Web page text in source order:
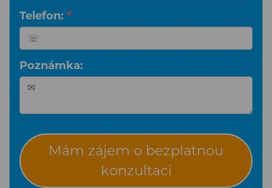
Telefon: *
Poznámka:
Mám zájem o bezplatnou
konzultaci